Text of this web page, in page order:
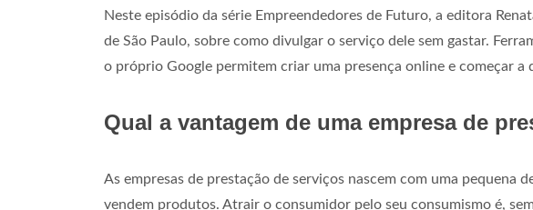
Neste episódio da série Empreendedores de Futuro, a editora
de São Paulo, sobre como divulgar o serviço dele sem gastar.
o próprio Google permitem criar uma presença online e começar a
Qual a vantagem de uma empresa de
As empresas de prestação de serviços nascem com uma pequena
vendem produtos. Atrair o consumidor pelo seu consumismo é,